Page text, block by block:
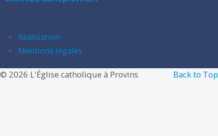
Réalisation
Mentions légales
Back to Top
© 2026 L'Église catholique à Provins